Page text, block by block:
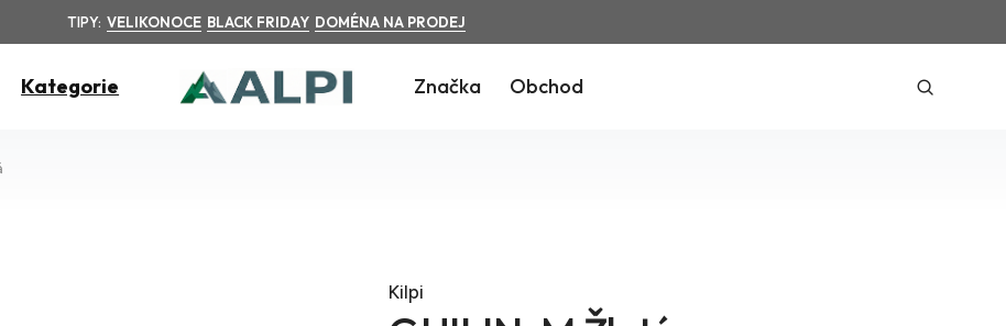
TIPY: VELIKONOCE BLACK FRIDAY DOMÉNA NA PRODEJ
Kategorie Značka Obchod
Kilpi